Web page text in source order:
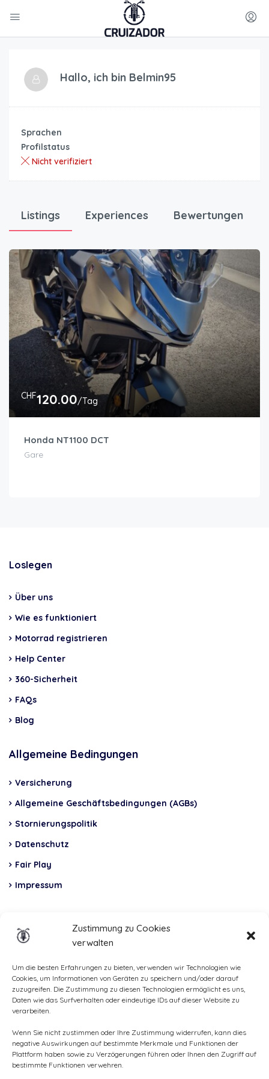
Zustimmung zu Cookies
verwalten
Um die besten Erfahrungen zu bieten, verwenden wir Technologien wie
Cookies, um Informationen von Geräten zu speichern und/oder darauf
zuzugreifen. Die Zustimmung zu diesen Technologien ermöglicht es uns,
Daten wie das Surfverhalten oder eindeutige IDs auf dieser Website zu
verarbeiten.
Wenn Sie nicht zustimmen oder Ihre Zustimmung widerrufen, kann dies
negative Auswirkungen auf bestimmte Merkmale und Funktionen der
Plattform haben sowie zu Verzögerungen führen oder Ihnen den Zugriff auf
bestimmte Funktionen verwehren.
Hallo, ich bin Belmin95
Sprachen
Profilstatus
Nicht verifiziert
Listings Experiences Bewertungen
CHF120.00/Tag
Honda NT1100 DCT
Gare
Loslegen
Über uns
Wie es funktioniert
Motorrad registrieren
Help Center
360-Sicherheit
FAQs
Blog
Allgemeine Bedingungen
Versicherung
Allgemeine Geschäftsbedingungen (AGBs)
Stornierungspolitik
Datenschutz
Fair Play
Impressum
Total Casco, Partner
Methods
of
payment